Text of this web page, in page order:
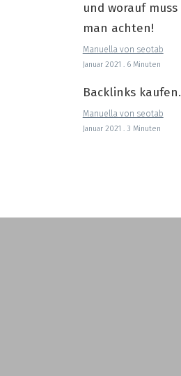
und worauf muss
man achten!
Manuella von seotab
Januar 2021 . 6 Minuten
Backlinks kaufen.
Manuella von seotab
Januar 2021 . 3 Minuten